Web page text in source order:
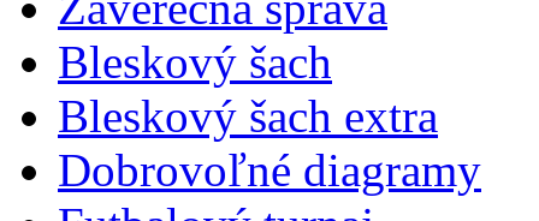
Bleskový šach
Bleskový šach extra
Dobrovoľné diagramy